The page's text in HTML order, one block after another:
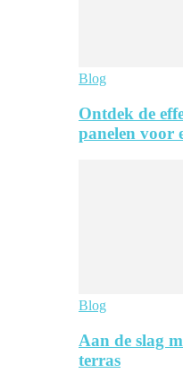
Blog
Ontdek de
panelen voor
Blog
Aan de slag
terras